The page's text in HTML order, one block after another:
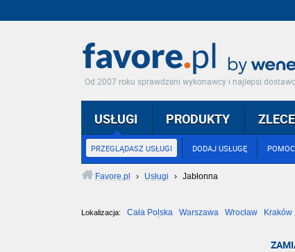
Od 2007 roku sprawdzeni wykonawcy i najlepsi
USŁUGI
PRZEGLĄDASZ USŁUGI DODAJ USŁUGĘ POMOC
PRODUKTY
Favore.pl › Usługi › Jabłonna
Lokalizacja: Cała Polska Warszawa Wrocław Kraków